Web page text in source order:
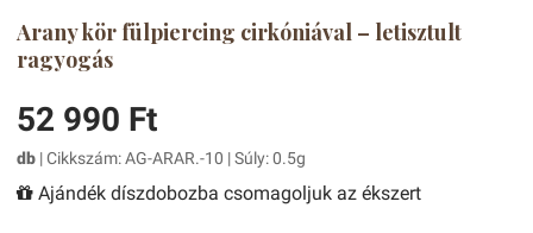
Arany kör fülpiercing cirkóniával – letisztult
ragyogás
52 990 Ft
db | Cikkszám: AG-ARAR.-10 | Súly: 0.5g
Ajándék díszdobozba csomagoljuk az ékszert